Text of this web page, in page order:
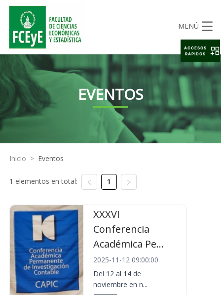
MENÚ
EVENTOS
Inicio > Eventos
1 elementos en total: 1
XXXVI
Conferencia
Académica Pe...
2025-11-12 09:00:00
Del 12 al 14 de
noviembre en n...
ACCESOS
RAPIDOS